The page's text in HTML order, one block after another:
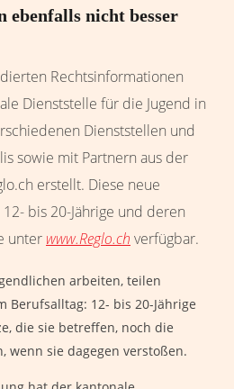
ebenfalls nicht besser
Rechtsinformationen
Dienststelle für die Jugend in
Dienststellen und
sowie mit Partnern aus der
erstellt. Diese neue
bis 20-Jährige und deren
unter www.Reglo.ch verfügbar.
arbeiten, teilen
Berufsalltag: 12- bis 20-Jährige
die sie betreffen, noch die
wenn sie dagegen verstoßen.